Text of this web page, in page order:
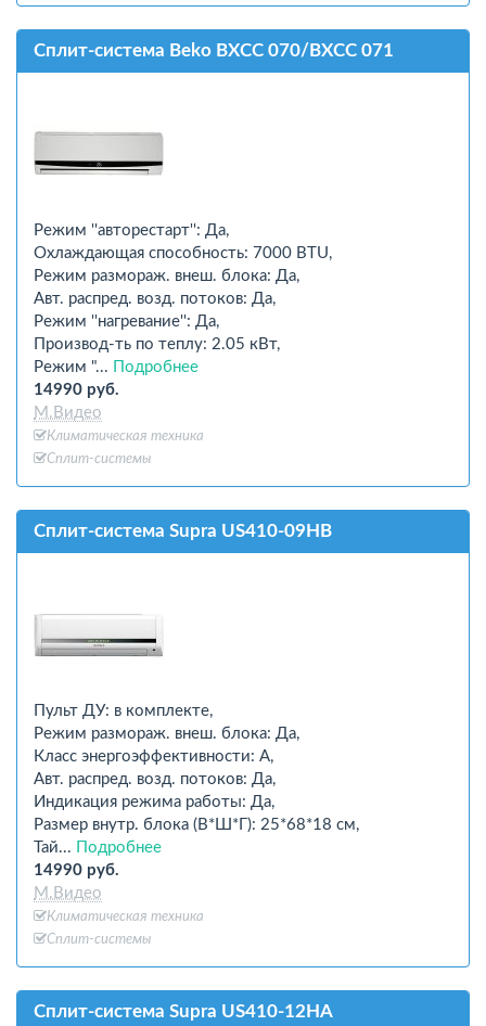
Сплит-система Beko BXCC 070/BXCC 071
Режим ''авторестарт'': Да,
Охлаждающая способность: 7000 BTU,
Режим размораж. внеш. блока: Да,
Авт. распред. возд. потоков: Да,
Режим ''нагревание'': Да,
Производ-ть по теплу: 2.05 кВт,
Режим "...
Подробнее
14990 руб.
М.Видео
Климатическая техника
Сплит-системы
Сплит-система Supra US410-09HB
Пульт ДУ: в комплекте,
Режим размораж. внеш. блока: Да,
Класс энергоэффективности: A,
Авт. распред. возд. потоков: Да,
Индикация режима работы: Да,
Размер внутр. блока (В*Ш*Г): 25*68*18 см,
Тай...
Подробнее
14990 руб.
М.Видео
Климатическая техника
Сплит-системы
Сплит-система Supra US410-12HA